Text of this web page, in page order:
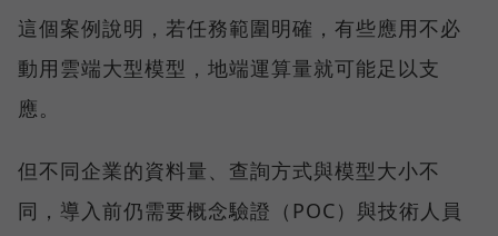
這個案例說明，若任務範圍明確，有些應用不必
動用雲端大型模型，地端運算量就可能足以支
應。
但不同企業的資料量、查詢方式與模型大小不
同，導入前仍需要概念驗證（POC）與技術人員